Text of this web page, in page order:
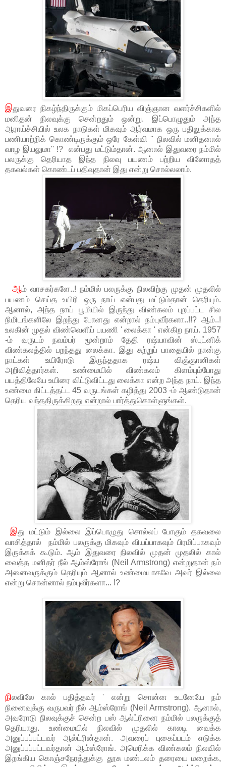
இதுவரை நிகழ்ந்திருக்கும் மிகப்பெரிய விஞ்ஞான வளர்ச்சிகளில்
மனிதன் நிலவுக்கு சென்றதும் ஒன்று. இப்பொழுதும் அந்த
ஆராய்ச்சியில் உலக நாடுகள் மிகவும் ஆர்வமாக ஒரு பதிலுக்காக
பணியாற்றிக் கொண்டிருக்கும் ஒரே கேள்வி '' நிலவில் மனிதனால்
வாழ இயலுமா'' !? என்பது மட்டும்தான். ஆனால் இதுவரை நம்மில்
பலருக்கு தெரியாத இந்த நிலவு பயணம் பற்றிய வினோதத்
தகவல்கள் கொண்டப் பதிவுதான் இது என்று சொல்லலாம்.
ஆம் வாசகர்களே..! நம்மில் பலருக்கு நிலவிற்கு முதன் முதலில்
பயணம் செய்த உயிரி ஒரு நாய் என்பது மட்டும்தான் தெரியும்.
ஆனால், அந்த நாய் பூமியில் இருந்து விண்கலம் புறப்பட்ட சில
நிமிடங்களிலே இறந்து போனது என்றால் நம்புவீர்களா..!!? ஆம்..!
உலகின் முதல் விண்வெளிப் பயணி ' லைக்கா ' என்கிற நாய். 1957
-ம் வருடம் நவம்பர் மூன்றாம் தேதி ரஷ்யாவின் ஸ்புட்னிக்
விண்கலத்தில் பறந்தது லைக்கா. இது சுற்றுப் பாதையில் நான்கு
நாட்கள் உயிரோடு இருந்ததாக ரஷ்ய விஞ்ஞானிகள்
அறிவித்தார்கள். உண்மையில் விண்கலம் கிளம்பும்போது
பயத்திலேயே உயிரை விட்டுவிட்டது லைக்கா என்ற அந்த நாய். இந்த
உண்மை கிட்டத்தட்ட 45 வருடங்கள் கழித்து 2003 -ம் ஆண்டுதான்
தெரிய வந்ததிருக்கிறது என்றால் பார்த்துகொள்ளுங்கள்.
இது மட்டும் இல்லை இப்பொழுது சொல்லப் போகும் தகவலை
வாசித்தால் நம்மில் பலருக்கு மிகவும் வியப்பாகவும் பிரமிப்பாகவும்
இருக்கக் கூடும். ஆம் இதுவரை நிலவில் முதன் முதலில் கால்
வைத்த மனிதர் நீல் ஆம்ஸ்ரோங் (Neil Armstrong) என்றுதான் நம்
அனைவருக்கும் தெரியும் ஆனால் உண்மையாகவே அவர் இல்லை
என்று சொன்னால் நம்புவீர்களா... !?
நிலவிலே கால் பதித்தவர் ' என்று சொன்ன உடனேயே நம்
நினைவுக்கு வருபவர் நீல் ஆம்ஸ்ரோங் (Neil Armstrong). ஆனால்,
அவரோடு நிலவுக்குச் சென்ற பஸ் ஆல்ட்ரினை நம்மில் பலருக்குத்
தெரியாது. உண்மையில் நிலவில் முதலில் காலடி வைக்க
அனுப்பப்பட்டவர் ஆல்ட்ரின்தான். அவரைப் புகைப்படம் எடுக்க
அனுப்பப்பட்டவர்தான் ஆம்ஸ்ரோங். அமெரிக்க விண்கலம் நிலவில்
இறங்கிய கொஞ்சநேரத்துக்கு தூசு மண்டலம் தரையை மறைக்க,